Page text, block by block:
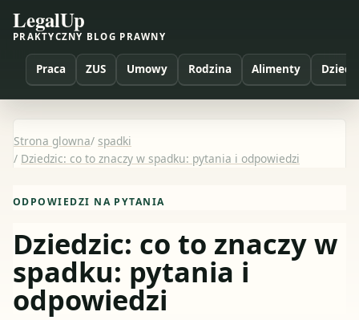
LegalUp
PRAKTYCZNY BLOG PRAWNY
Praca ZUS Umowy Rodzina Alimenty Dzieci
Strona glowna/ spadki
/ Dziedzic: co to znaczy w spadku: pytania i odpowiedzi
ODPOWIEDZI NA PYTANIA
Dziedzic: co to znaczy w
spadku: pytania i
odpowiedzi